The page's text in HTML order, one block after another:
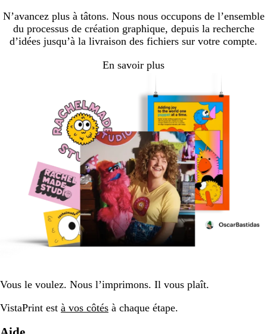
N’avancez plus à tâtons. Nous nous occupons de l’ensemble
du processus de création graphique, depuis la recherche
d’idées jusqu’à la livraison des fichiers sur votre compte.
En savoir plus
Vous le voulez. Nous l’imprimons. Il vous plaît.
VistaPrint est à vos côtés à chaque étape.